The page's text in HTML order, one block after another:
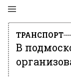
ТРАНСПОРТ
В